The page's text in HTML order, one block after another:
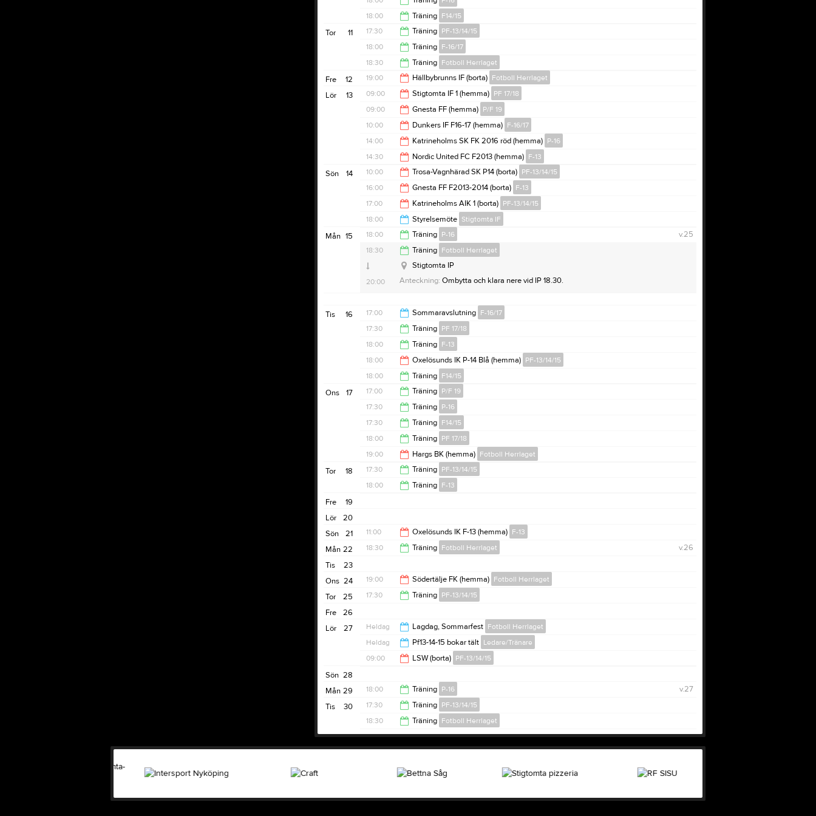
19:30
19:30
18:00 Träning F14/15
19:30
11
Tor 17:30 Träning PF-13/14/15
19:00
18:00 Träning F-16/17
19:15
18:30 Träning Fotboll Herrlaget
20:00
12
Fre 19:00 Hällbybrunns IF (borta) Fotboll Herrlaget
21:00
13
Lör 09:00 Stigtomta IF 1 (hemma) PF 17/18
16:00
09:00 Gnesta FF (hemma) P/F 19
16:00
10:00 Dunkers IF F16-17 (hemma) F-16/17
11:00
14:00 Katrineholms SK FK 2016 röd (hemma) P-16
16:00
14:30 Nordic United FC F2013 (hemma) F-13
16:30
14
Sön 10:00 Trosa-Vagnhärad SK P14 (borta) PF-13/14/15
12:00
16:00 Gnesta FF F2013-2014 (borta) F-13
18:00
17:00 Katrineholms AIK 1 (borta) PF-13/14/15
19:00
18:00 Styrelsemöte Stigtomta IF
19:00
15
Mån v.25
18:00 Träning P-16
19:30
Tängsta fotbollsplan
18:30 Träning Fotboll Herrlaget
20:00
Stigtomta IP
Anteckning: Ombytta och klara nere vid IP 18.30.
16
Tis 17:00 Sommaravslutning F-16/17
19:00
17:30 Träning PF 17/18
19:30
18:00 Träning F-13
19:30
18:00 Oxelösunds IK P-14 Blå (hemma) PF-13/14/15
20:00
18:00 Träning F14/15
19:30
17
Ons 17:00 Träning P/F 19
18:30
17:30 Träning P-16
19:00
17:30 Träning F14/15
20:00
18:00 Träning PF 17/18
19:00
19:00 Hargs BK (hemma) Fotboll Herrlaget
21:00
18
Tor 17:30 Träning PF-13/14/15
18:00 Träning F-13
19
Fre
20
Lör
21
Sön 11:00 Oxelösunds IK F-13 (hemma) F-13
22
Mån v.26
18:30 Träning Fotboll Herrlaget
20:00
23
Tis
24
Ons 19:00 Södertälje FK (hemma) Fotboll Herrlaget
25
Tor 17:30 Träning PF-13/14/15
19:00
26
Fre
27
Lör Heldag Lagdag, Sommarfest Fotboll Herrlaget
Heldag
Pf13-14-15 bokar tält Ledare/Tränare
09:00
LSW (borta) PF-13/14/15
17:00
28
Sön
29
Mån v.27
18:00 Träning P-16
19:30
30
Tis 17:30 Träning PF-13/14/15
19:00
18:30 Träning Fotboll Herrlaget
20:00